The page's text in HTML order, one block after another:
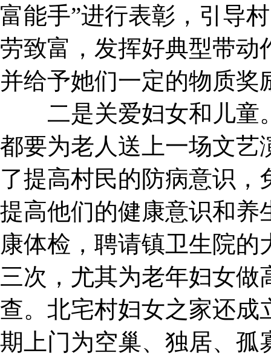
富能手”进行表彰，引导
劳致富，发挥好典型带动
并给予她们一定的物质奖
二是关爱妇女和儿童
都要为老人送上一场文艺
了提高村民的防病意识
提高他们的健康意识和养
康体检，聘请镇卫生院
三次，尤其为老年妇女
查。北宅村妇女之家还成
期上门为空巢、独居、孤